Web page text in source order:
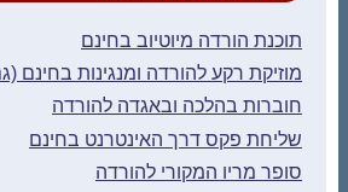
תוכנת הורדה מיוטיוב בחינם
מוזיקת רקע להורדה ומנגינות בחינם
חוברות בהלכה ובאגדה להורדה
שליחת פקס דרך האינטרנט בחינם
סופר מריו המקורי להורדה